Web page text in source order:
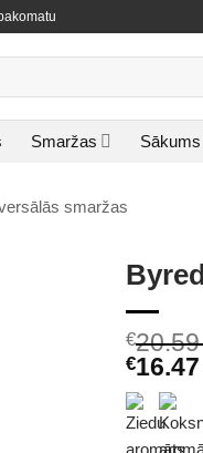
Smaržas Sākums
smaržas
€20.59
€16.47